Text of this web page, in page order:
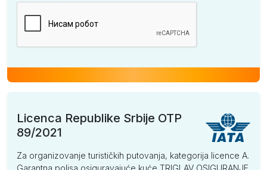
Licenca Republike Srbije OTP
89/2021
Za organizovanje turističkih putovanja, kategorija licence A.
Garantna polisa osiguravajuće kuće TRIGLAV OSIGURANJE